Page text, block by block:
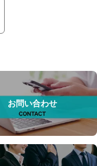
お問い合わせ